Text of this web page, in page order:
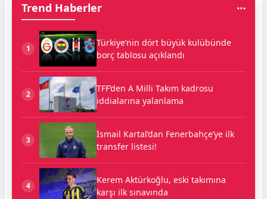
Trend Haberler
1
Türkiye’nin dört büyük kulübünde
borç tablosu açıklandı
2
TFF’den A Milli Takım kadrosu
iddialarına yalanlama
3
İsmail Kartal’dan Fenerbahçe’ye ilk
transfer listesi!
4
Kerem Aktürkoğlu, eski takımına
karşı ilk sınavında